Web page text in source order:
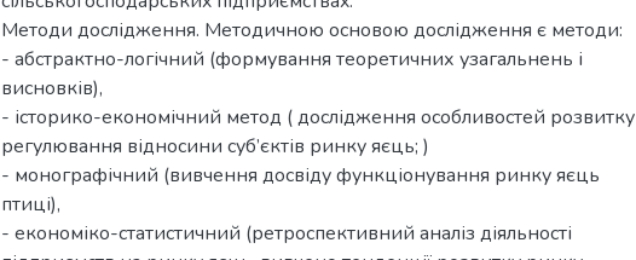
Методи дослідження. Методичною основою дослідження є методи:
- абстрактно-логічний (формування теоретичних узагальнень і
висновків),
- історико-економічний метод ( дослідження особливостей розвитку
регулювання відносини суб’єктів ринку яєць; )
- монографічний (вивчення досвіду функціонування ринку яєць
птиці),
- економіко-статистичний (ретроспективний аналіз діяльності